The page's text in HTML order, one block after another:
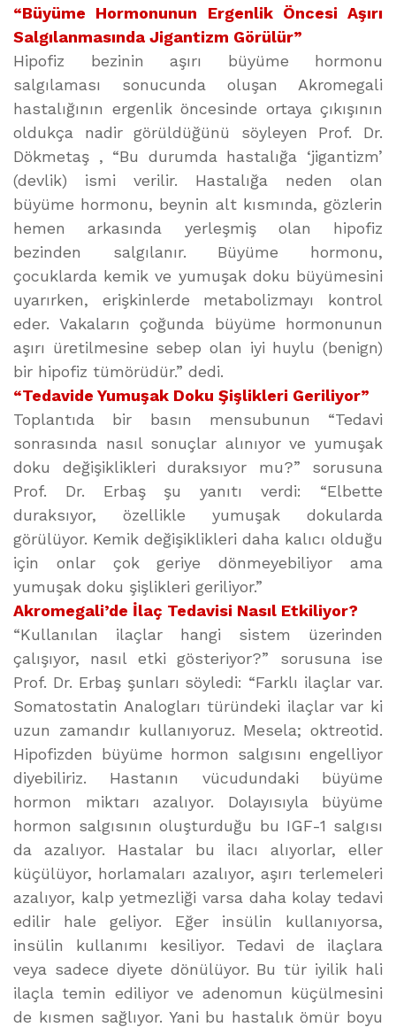
“Büyüme Hormonunun Ergenlik Öncesi Aşırı
Salgılanmasında Jigantizm Görülür”
Hipofiz bezinin aşırı büyüme hormonu
salgılaması sonucunda oluşan Akromegali
hastalığının ergenlik öncesinde ortaya çıkışının
oldukça nadir görüldüğünü söyleyen Prof. Dr.
Dökmetaş , “Bu durumda hastalığa ‘jigantizm’
(devlik) ismi verilir. Hastalığa neden olan
büyüme hormonu, beynin alt kısmında, gözlerin
hemen arkasında yerleşmiş olan hipofiz
bezinden salgılanır. Büyüme hormonu,
çocuklarda kemik ve yumuşak doku büyümesini
uyarırken, erişkinlerde metabolizmayı kontrol
eder. Vakaların çoğunda büyüme hormonunun
aşırı üretilmesine sebep olan iyi huylu (benign)
bir hipofiz tümörüdür.” dedi.
“Tedavide Yumuşak Doku Şişlikleri Geriliyor”
Toplantıda bir basın mensubunun “Tedavi
sonrasında nasıl sonuçlar alınıyor ve yumuşak
doku değişiklikleri duraksıyor mu?” sorusuna
Prof. Dr. Erbaş şu yanıtı verdi: “Elbette
duraksıyor, özellikle yumuşak dokularda
görülüyor. Kemik değişiklikleri daha kalıcı olduğu
için onlar çok geriye dönmeyebiliyor ama
yumuşak doku şişlikleri geriliyor.”
Akromegali’de İlaç Tedavisi Nasıl Etkiliyor?
“Kullanılan ilaçlar hangi sistem üzerinden
çalışıyor, nasıl etki gösteriyor?” sorusuna ise
Prof. Dr. Erbaş şunları söyledi: “Farklı ilaçlar var.
Somatostatin Analogları türündeki ilaçlar var ki
uzun zamandır kullanıyoruz. Mesela; oktreotid.
Hipofizden büyüme hormon salgısını engelliyor
diyebiliriz. Hastanın vücudundaki büyüme
hormon miktarı azalıyor. Dolayısıyla büyüme
hormon salgısının oluşturduğu bu IGF-1 salgısı
da azalıyor. Hastalar bu ilacı alıyorlar, eller
küçülüyor, horlamaları azalıyor, aşırı terlemeleri
azalıyor, kalp yetmezliği varsa daha kolay tedavi
edilir hale geliyor. Eğer insülin kullanıyorsa,
insülin kullanımı kesiliyor. Tedavi de ilaçlara
veya sadece diyete dönülüyor. Bu tür iyilik hali
ilaçla temin ediliyor ve adenomun küçülmesini
de kısmen sağlıyor. Yani bu hastalık ömür boyu